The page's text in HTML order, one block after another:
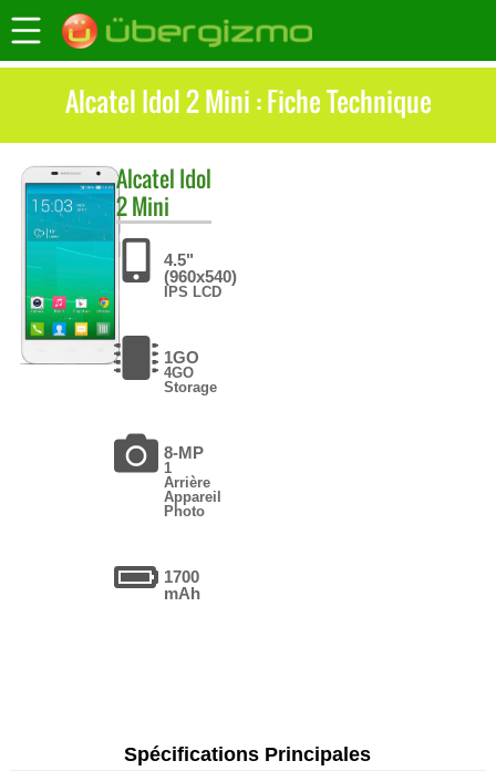
Alcatel Idol 2 Mini : Fiche Technique
Alcatel Idol
2 Mini
4.5"
(960x540)
IPS LCD
1GO
4GO
Storage
8-MP
1
Arrière
Appareil
Photo
1700
mAh
Spécifications Principales